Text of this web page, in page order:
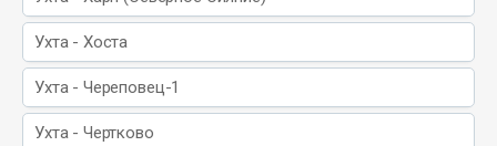
Ухта - Хоста
Ухта - Череповец-1
Ухта - Чертково